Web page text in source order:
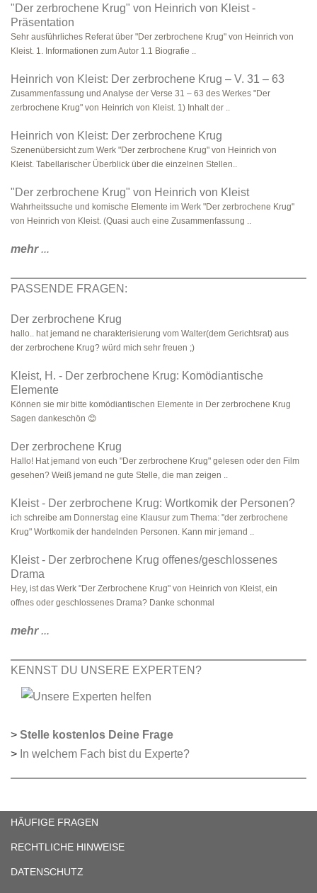
"Der zerbrochene Krug" von Heinrich von Kleist -
Präsentation
Sehr ausführliches Referat über "Der zerbrochene Krug" von Heinrich von
Kleist. 1. Informationen zum Autor 1.1 Biografie ..
Heinrich von Kleist: Der zerbrochene Krug – V. 31 – 63
Zusammenfassung und Analyse der Verse 31 – 63 des Werkes "Der
zerbrochene Krug" von Heinrich von Kleist. 1) Inhalt der ..
Heinrich von Kleist: Der zerbrochene Krug
Szenenübersicht zum Werk "Der zerbrochene Krug" von Heinrich von
Kleist. Tabellarischer Überblick über die einzelnen Stellen..
"Der zerbrochene Krug" von Heinrich von Kleist
Wahrheitssuche und komische Elemente im Werk "Der zerbrochene Krug"
von Heinrich von Kleist. (Quasi auch eine Zusammenfassung ..
mehr...
PASSENDE FRAGEN:
Der zerbrochene Krug
hallo.. hat jemand ne charakterisierung vom Walter(dem Gerichtsrat) aus
der zerbrochene Krug? würd mich sehr freuen ;)
Kleist, H. - Der zerbrochene Krug: Komödiantische
Elemente
Können sie mir bitte komödiantischen Elemente in Der zerbrochene Krug
Sagen dankeschön 😊
Der zerbrochene Krug
Hallo! Hat jemand von euch "Der zerbrochene Krug" gelesen oder den Film
gesehen? Weiß jemand ne gute Stelle, die man zeigen ..
Kleist - Der zerbrochene Krug: Wortkomik der Personen?
ich schreibe am Donnerstag eine Klausur zum Thema: "der zerbrochene
Krug" Wortkomik der handelnden Personen. Kann mir jemand ..
Kleist - Der zerbrochene Krug offenes/geschlossenes
Drama
Hey, ist das Werk "Der Zerbrochene Krug" von Heinrich von Kleist, ein
offnes oder geschlossenes Drama? Danke schonmal
mehr...
KENNST DU UNSERE EXPERTEN?
> Stelle kostenlos Deine Frage
> In welchem Fach bist du Experte?
HÄUFIGE FRAGEN
RECHTLICHE HINWEISE
DATENSCHUTZ